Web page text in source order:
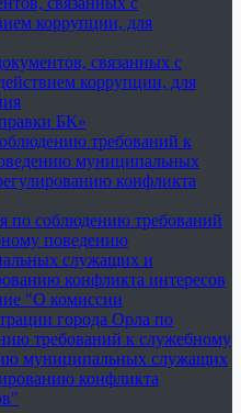
коррупции, для
связанных с
коррупции, для
БК»
требований к
муниципальных
конфликта
по соблюдению требований
поведению
служащих и
конфликта интересов
"О комиссии
города Орла по
требований к служебному
муниципальных служащих
конфликта